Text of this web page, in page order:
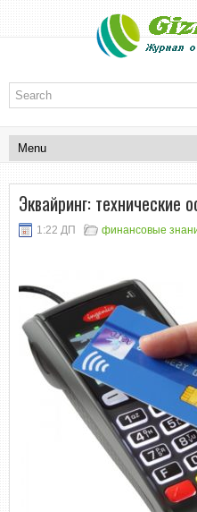
Эквайринг: технические
1:22 ДП финансовые